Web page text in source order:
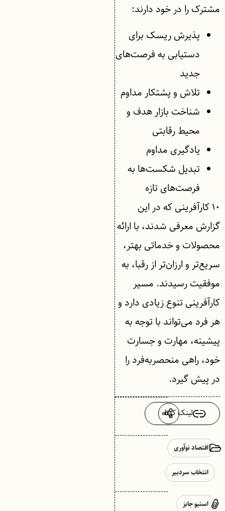
مشترک را در خود دارند:
پذیرش ریسک برای
دستیابی به فرصت‌های
جدید
تلاش و پشتکار مداوم
شناخت بازار هدف و
محیط رقابتی
یادگیری مداوم
تبدیل شکست‌ها به
فرصت‌های تازه
۱۰ کارآفرینی که در این
گزارش معرفی شدند، با ارائه
محصولات و خدماتی بهتر،
سریع‌تر و ارزان‌تر از رقبا، به
موفقیت رسیدند. مسیر
کارآفرینی تنوع زیادی دارد و
هر فرد می‌تواند با توجه به
پیشینه، مهارت و جسارت
خود، راهی منحصربه‌فرد را
در پیش گیرد.
لینک کوتاه
اقتصاد نوآوری
انتخاب سردبیر
استیو جابز